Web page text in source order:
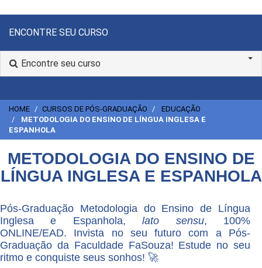
ENCONTRE SEU CURSO
Encontre seu curso
HOME CURSOS DE PÓS-GRADUAÇÃO
EDUCAÇÃO
METODOLOGIA DO ENSINO DE LÍNGUA INGLESA E
ESPANHOLA
METODOLOGIA DO ENSINO DE
LÍNGUA INGLESA E ESPANHOLA
Pós-Graduação Metodologia do Ensino de Língua
Inglesa e Espanhola,lato sensu, 100%
ONLINE/EAD. Invista no seu futuro com a Pós-
Graduação da Faculdade FaSouza! Estude no seu
ritmo e conquiste seus sonhos! 🚀